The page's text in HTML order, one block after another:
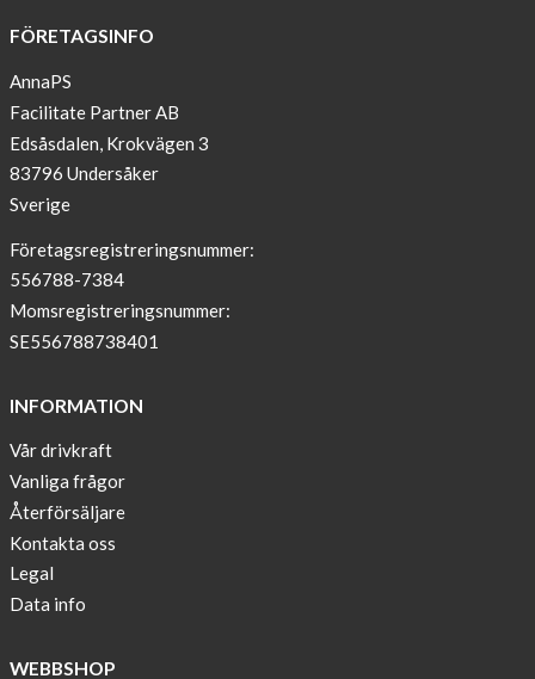
in
OFFER
!
–
T-
shirt
pockets
and
sleeves
Anna
Sjöberg
nominated
as
one
of
FÖRETAGSINFO
AnnaPS
Facilitate Partner AB
Edsåsdalen, Krokvägen 3
83796 Undersåker
Sverige
Företagsregistreringsnummer:
556788-7384
Momsregistreringsnummer:
SE556788738401
INFORMATION
Vår drivkraft
Vanliga frågor
Återförsäljare
Kontakta oss
Legal
Data info
WEBBSHOP